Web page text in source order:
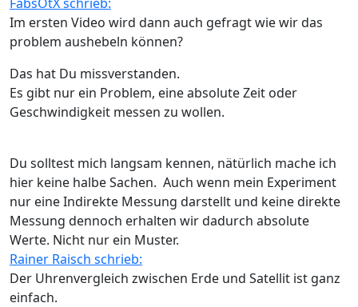
Im ersten Video wird dann auch gefragt wie wir das
problem aushebeln können?
Das hat Du missverstanden.
Es gibt nur ein Problem, eine absolute Zeit oder
Geschwindigkeit messen zu wollen.
Du solltest mich langsam kennen, nätürlich mache ich
hier keine halbe Sachen. Auch wenn mein Experiment
nur eine Indirekte Messung darstellt und keine direkte
Messung dennoch erhalten wir dadurch absolute
Werte. Nicht nur ein Muster.
Rainer Raisch schrieb:
Der Uhrenvergleich zwischen Erde und Satellit ist ganz
einfach.